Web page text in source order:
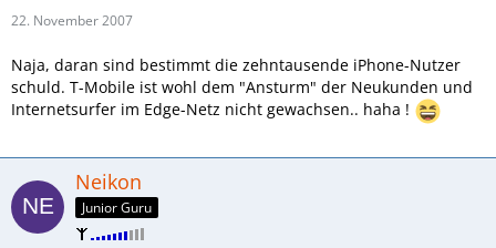
22. November 2007
Naja, daran sind bestimmt die zehntausende iPhone-Nutzer
schuld. T-Mobile ist wohl dem "Ansturm" der Neukunden und
Internetsurfer im Edge-Netz nicht gewachsen.. haha !
Neikon
Junior Guru